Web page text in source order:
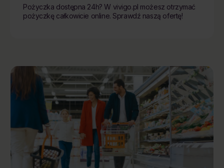
Pożyczka dostępna 24h? W vivigo.pl możesz otrzymać
pożyczkę całkowicie online. Sprawdź naszą ofertę!